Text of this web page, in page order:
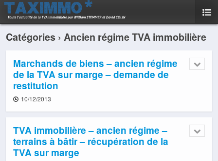
Catégories › Ancien régime TVA immobilière
Marchands de biens – ancien régime
de la TVA sur marge – demande de
restitution
10/12/2013
TVA immobilière – ancien régime –
terrains à bâtir – récupération de la
TVA sur marge